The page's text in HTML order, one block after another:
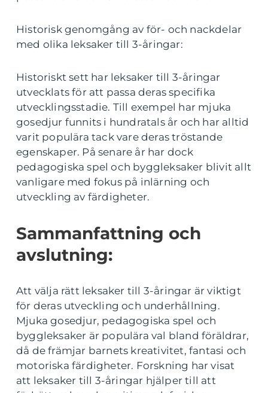
Historisk genomgång av för- och nackdelar
med olika leksaker till 3-åringar:
Historiskt sett har leksaker till 3-åringar
utvecklats för att passa deras specifika
utvecklingsstadie. Till exempel har mjuka
gosedjur funnits i hundratals år och har alltid
varit populära tack vare deras tröstande
egenskaper. På senare år har dock
pedagogiska spel och byggleksaker blivit allt
vanligare med fokus på inlärning och
utveckling av färdigheter.
Sammanfattning och
avslutning:
Att välja rätt leksaker till 3-åringar är viktigt
för deras utveckling och underhållning.
Mjuka gosedjur, pedagogiska spel och
byggleksaker är populära val bland föräldrar,
då de främjar barnets kreativitet, fantasi och
motoriska färdigheter. Forskning har visat
att leksaker till 3-åringar hjälper till att